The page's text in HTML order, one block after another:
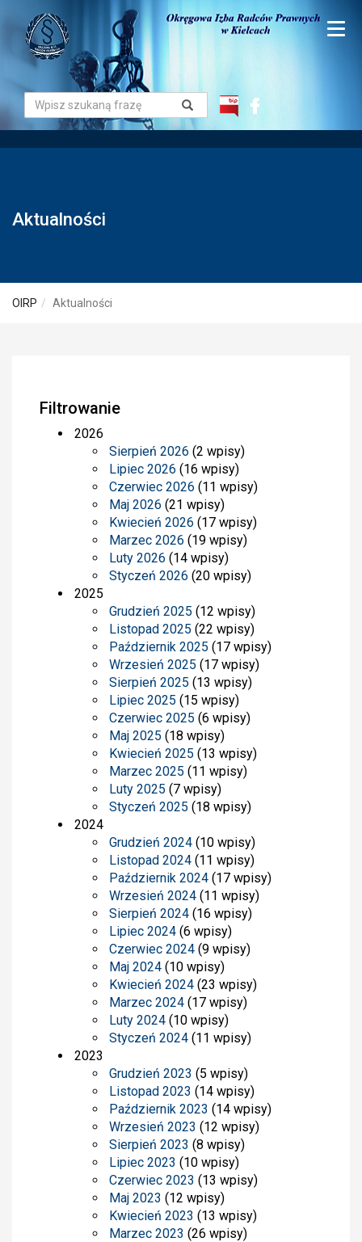
Aktualności
OIRP Aktualności
Filtrowanie
2026
Sierpień 2026 (2 wpisy)
Lipiec 2026 (16 wpisy)
Czerwiec 2026 (11 wpisy)
Maj 2026 (21 wpisy)
Kwiecień 2026 (17 wpisy)
Marzec 2026 (19 wpisy)
Luty 2026 (14 wpisy)
Styczeń 2026 (20 wpisy)
2025
Grudzień 2025 (12 wpisy)
Listopad 2025 (22 wpisy)
Październik 2025 (17 wpisy)
Wrzesień 2025 (17 wpisy)
Sierpień 2025 (13 wpisy)
Lipiec 2025 (15 wpisy)
Czerwiec 2025 (6 wpisy)
Maj 2025 (18 wpisy)
Kwiecień 2025 (13 wpisy)
Marzec 2025 (11 wpisy)
Luty 2025 (7 wpisy)
Styczeń 2025 (18 wpisy)
2024
Grudzień 2024 (10 wpisy)
Listopad 2024 (11 wpisy)
Październik 2024 (17 wpisy)
Wrzesień 2024 (11 wpisy)
Sierpień 2024 (16 wpisy)
Lipiec 2024 (6 wpisy)
Czerwiec 2024 (9 wpisy)
Maj 2024 (10 wpisy)
Kwiecień 2024 (23 wpisy)
Marzec 2024 (17 wpisy)
Luty 2024 (10 wpisy)
Styczeń 2024 (11 wpisy)
2023
Grudzień 2023 (5 wpisy)
Listopad 2023 (14 wpisy)
Październik 2023 (14 wpisy)
Wrzesień 2023 (12 wpisy)
Sierpień 2023 (8 wpisy)
Lipiec 2023 (10 wpisy)
Czerwiec 2023 (13 wpisy)
Maj 2023 (12 wpisy)
Kwiecień 2023 (13 wpisy)
Marzec 2023 (26 wpisy)